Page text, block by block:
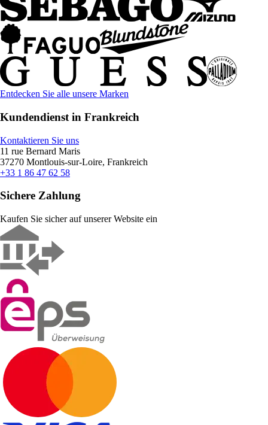
Entdecken Sie alle unsere Marken
Kundendienst in Frankreich
Kontaktieren Sie uns
11 rue Bernard Maris
37270 Montlouis-sur-Loire, Frankreich
+33 1 86 47 62 58
Sichere Zahlung
Kaufen Sie sicher auf unserer Website ein